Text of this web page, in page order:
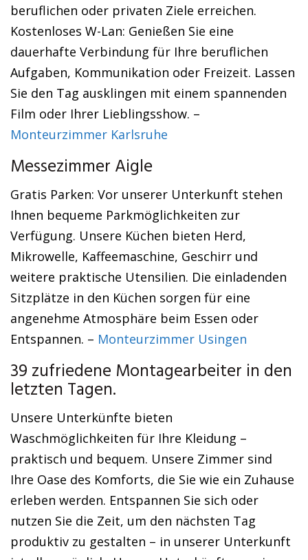
beruflichen oder privaten Ziele erreichen.
Kostenloses W-Lan: Genießen Sie eine
dauerhafte Verbindung für Ihre beruflichen
Aufgaben, Kommunikation oder Freizeit. Lassen
Sie den Tag ausklingen mit einem spannenden
Film oder Ihrer Lieblingsshow. –
Monteurzimmer Karlsruhe
Messezimmer Aigle
Gratis Parken: Vor unserer Unterkunft stehen
Ihnen bequeme Parkmöglichkeiten zur
Verfügung. Unsere Küchen bieten Herd,
Mikrowelle, Kaffeemaschine, Geschirr und
weitere praktische Utensilien. Die einladenden
Sitzplätze in den Küchen sorgen für eine
angenehme Atmosphäre beim Essen oder
Entspannen. – Monteurzimmer Usingen
39 zufriedene Montagearbeiter in den
letzten Tagen.
Unsere Unterkünfte bieten
Waschmöglichkeiten für Ihre Kleidung –
praktisch und bequem. Unsere Zimmer sind
Ihre Oase des Komforts, die Sie wie ein Zuhause
erleben werden. Entspannen Sie sich oder
nutzen Sie die Zeit, um den nächsten Tag
produktiv zu gestalten – in unserer Unterkunft